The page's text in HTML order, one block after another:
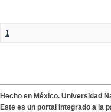
1
Hecho en México. Universidad
Este es un portal integrado a la